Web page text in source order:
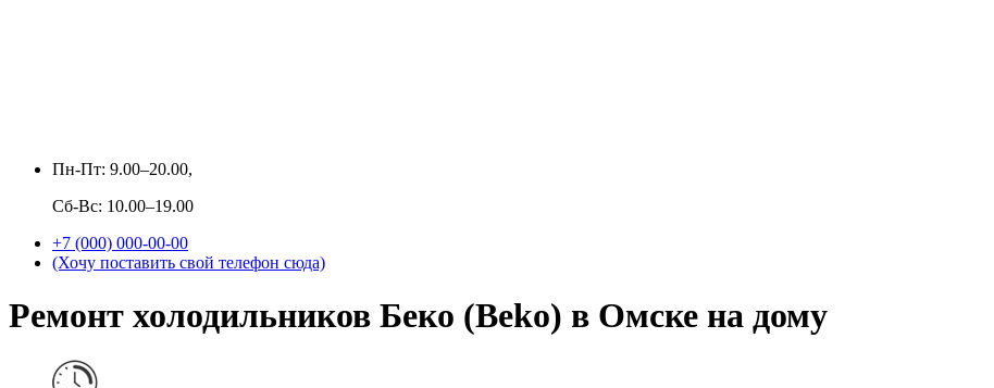
Пн-Пт: 9.00–20.00,
Сб-Вс: 10.00–19.00
+7 (000) 000-00-00
(Хочу поставить свой телефон сюда)
Ремонт холодильников Беко (Beko) в Омске на дому